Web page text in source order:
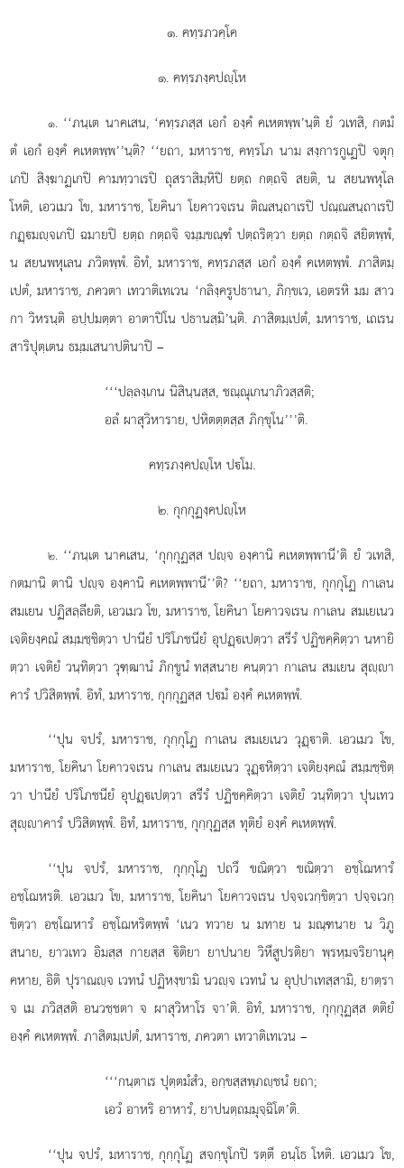
๑. คทฺรภวคฺโค
๑. คทฺรภงฺคปฺโห
๑. ‘‘ภนฺเต นาคเสน, ‘คทฺรภสฺส เอกํ องฺคํ คเหตพฺพ’นฺติ ยํ วเทสิ, กตมํ
ตํ เอกํ องฺคํ คเหตพฺพ’’นฺติ? ‘‘ยถา, มหาราช, คทฺรโภ นาม สงฺการกูเฏปิ จตุกฺ
เกปิ สิงฺฆาฏเกปิ คามทฺวาเรปิ ถุสราสิมฺหิปิ ยตฺถ กตฺถจิ สยติ, น สยนพหุโล
โหติ, เอวเมวโข, มหาราช, โยคินา โยคาวจเรน ติณสนฺถาเรปิ ปณฺณสนฺถาเรปิ
กฏฺมฺจเกปิ ฉมายปิ ยตฺถ กตฺถจิ จมฺมขณฺฑํ ปตฺถริตฺวา ยตฺถ กตฺถจิ สยิตพฺพํ,
น สยนพหุเลน ภวิตพฺพํ. อิทํ, มหาราช, คทฺรภสฺส เอกํ องฺคํ คเหตพฺพํ. ภาสิตมฺ
เปตํ, มหาราช, ภควตา เทวาติเทเวน ‘กลิงฺครูปธานา, ภิกฺขเว, เอตรหิ มม สาว
กา วิหรนฺติ อปฺปมตฺตา อาตาปิโน ปธานสฺมิ’นฺติ. ภาสิตมฺเปตํ, มหาราช, เถเรน
สาริปุตฺเตน ธมฺมเสนาปตินาปิ –
‘‘‘ปลฺลงฺเกน นิสินฺนสฺส, ชณฺณุเกนาภิวสฺสติ;
อลํ ผาสุวิหาราย, ปหิตตฺตสฺส ภิกฺขุโน’’’ติ.
คทฺรภงฺคปฺโห ปโม.
๒. กุกฺกุฏงฺคปฺโห
๒. ‘‘ภนฺเต นาคเสน, ‘กุกฺกุฏสฺส ปฺจ องฺคานิ คเหตพฺพานี’ติ ยํ วเทสิ,
กตมานิ ตานิ ปฺจ องฺคานิ คเหตพฺพานี’’ติ? ‘‘ยถา, มหาราช, กุกฺกุโฏ กาเลน
สมเยน ปฏิสลฺลียติ, เอวเมว โข, มหาราช, โยคินา โยคาวจเรน กาเลน สมเยเนว
เจติยงฺคณํ สมฺมชฺชิตฺวา ปานียํ ปริโภชนียํ อุปฏฺเปตฺวา สรีรํ ปฏิชคฺคิตฺวา นหายิ
ตฺวา เจติยํ วนฺทิตฺวา วุฑฺฒานํ ภิกฺขูนํ ทสฺสนาย คนฺตฺวา กาเลน สมเยน สุฺา
คารํ ปวิสิตพฺพํ. อิทํ, มหาราช, กุกฺกุฏสฺส ปมํ องฺคํ คเหตพฺพํ.
‘‘ปุนจปรํ, มหาราช, กุกฺกุโฏ กาเลน สมเยเนว วุฏฺาติ. เอวเมว โข,
มหาราช, โยคินา โยคาวจเรน กาเลน สมเยเนว วุฏฺหิตฺวา เจติยงฺคณํ สมฺมชฺชิตฺ
วา ปานียํ ปริโภชนียํ อุปฏฺเปตฺวา สรีรํ ปฏิชคฺคิตฺวา เจติยํ วนฺทิตฺวา ปุนเทว
สุฺาคารํ ปวิสิตพฺพํ. อิทํ, มหาราช, กุกฺกุฏสฺส ทุติยํ องฺคํ คเหตพฺพํ.
‘‘ปุน จปรํ, มหาราช, กุกฺกุโฏ ปถวึ ขณิตฺวา ขณิตฺวา อชฺโฌหารํ
อชฺโฌหรติ. เอวเมว โข, มหาราช, โยคินา โยคาวจเรน ปจฺจเวกฺขิตฺวา ปจฺจเวกฺ
ขิตฺวา อชฺโฌหารํ อชฺโฌหริตพฺพํ ‘เนว ทวาย น มทายน มณฺฑนาย น วิภู
สนาย, ยาวเทว อิมสฺส กายสฺส ิติยา ยาปนาย วิหึสูปรติยา พฺรหฺมจริยานุคฺ
คหาย, อิติ ปุราณฺจ เวทนํ ปฏิหงฺขามิ นวฺจ เวทนํ น อุปฺปาเทสฺสามิ, ยาตฺรา
จ เม ภวิสฺสติ อนวชฺชตา จ ผาสุวิหาโร จา’ติ. อิทํ, มหาราช, กุกฺกุฏสฺส ตติยํ
องฺคํ คเหตพฺพํ. ภาสิตมฺเปตํ, มหาราช, ภควตา เทวาติเทเวน –
‘‘‘กนฺตาเร ปุตฺตมํสํว, อกฺขสฺสพฺภฺชนํ ยถา;
เอวํ อาหริ อาหารํ, ยาปนตฺถมมุจฺฉิโต’ติ.
‘‘ปุน จปรํ, มหาราช, กุกฺกุโฏ สจกฺขุโกปิ รตฺตึ อนฺโธ โหติ. เอวเมว โข,